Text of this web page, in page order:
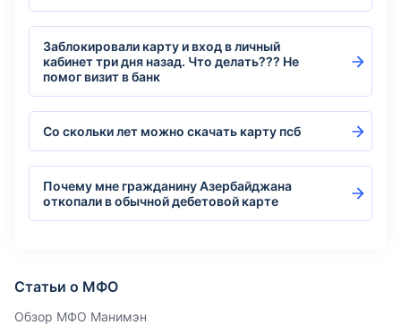
Заблокировали карту и вход в личный
кабинет три дня назад. Что делать??? Не
помог визит в банк
Со скольки лет можно скачать карту псб
Почему мне гражданину Азербайджана
откопали в обычной дебетовой карте
Статьи о МФО
Обзор МФО Манимэн